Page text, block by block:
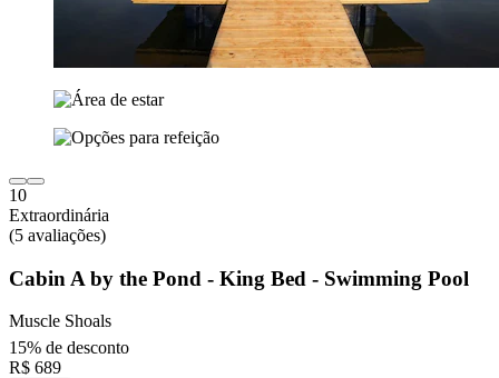
10
Extraordinária
(5 avaliações)
Cabin A by the Pond - King Bed - Swimming Pool
Muscle Shoals
15% de desconto
R$ 689